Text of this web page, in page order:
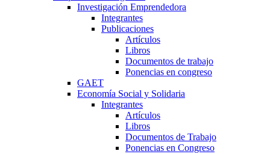
Investigación Emprendedora
Integrantes
Publicaciones
Artículos
Libros
Documentos de trabajo
Ponencias en congreso
GAET
Economía Social y Solidaria
Integrantes
Artículos
Libros
Documentos de Trabajo
Ponencias en Congreso